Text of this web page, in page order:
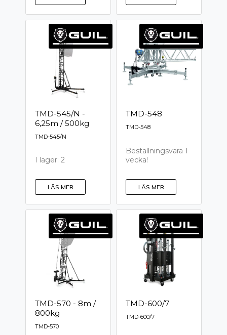
TMD-545/N -
6,25m / 500kg
TMD-545/N
I lager: 2
LÄS MER
TMD-548
TMD-548
Beställningsvara 1
vecka!
LÄS MER
TMD-570 - 8m /
800kg
TMD-570
TMD-600/7
TMD-600/7